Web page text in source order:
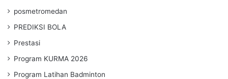
posmetromedan
PREDIKSI BOLA
Prestasi
Program KURMA 2026
Program Latihan Badminton